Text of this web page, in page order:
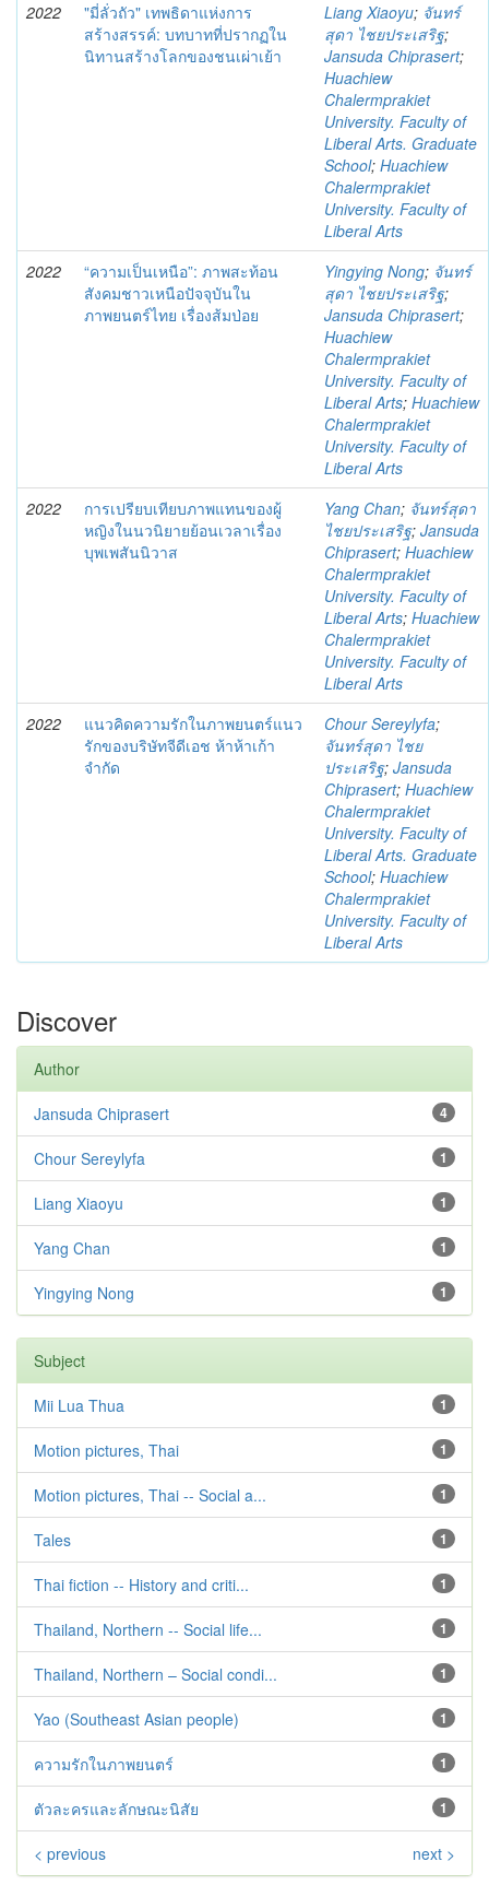
2022
"มี่ลั่วถัว" เทพธิดาแห่งการ
สร้างสรรค์: บทบาทที่ปรากฏใน
นิทานสร้างโลกของชนเผ่าเย้า
Liang Xiaoyu; จันทร์
สุดา ไชยประเสริฐ;
Jansuda Chiprasert;
Huachiew
Chalermprakiet
University. Faculty of
Liberal Arts. Graduate
School; Huachiew
Chalermprakiet
University. Faculty of
Liberal Arts
2022
“ความเป็นเหนือ”: ภาพสะท้อน
สังคมชาวเหนือปัจจุบันใน
ภาพยนตร์ไทย เรื่องส้มป่อย
Yingying Nong; จันทร์
สุดา ไชยประเสริฐ;
Jansuda Chiprasert;
Huachiew
Chalermprakiet
University. Faculty of
Liberal Arts; Huachiew
Chalermprakiet
University. Faculty of
Liberal Arts
2022
การเปรียบเทียบภาพแทนของผู้
หญิงในนวนิยายย้อนเวลาเรื่อง
บุพเพสันนิวาส
Yang Chan; จันทร์สุดา
ไชยประเสริฐ; Jansuda
Chiprasert; Huachiew
Chalermprakiet
University. Faculty of
Liberal Arts; Huachiew
Chalermprakiet
University. Faculty of
Liberal Arts
2022
แนวคิดความรักในภาพยนตร์แนว
รักของบริษัทจีดีเอช ห้าห้าเก้า
จำกัด
Chour Sereylyfa;
จันทร์สุดา ไชย
ประเสริฐ; Jansuda
Chiprasert; Huachiew
Chalermprakiet
University. Faculty of
Liberal Arts. Graduate
School; Huachiew
Chalermprakiet
University. Faculty of
Liberal Arts
Discover
Author
4
Jansuda Chiprasert
1
Chour Sereylyfa
1
Liang Xiaoyu
1
Yang Chan
1
Yingying Nong
Subject
1
Mii Lua Thua
1
Motion pictures, Thai
1
Motion pictures, Thai -- Social a...
1
Tales
1
Thai fiction -- History and criti...
1
Thailand, Northern -- Social life...
1
Thailand, Northern – Social condi...
1
Yao (Southeast Asian people)
1
ความรักในภาพยนตร์
1
ตัวละครและลักษณะนิสัย
< previous next >